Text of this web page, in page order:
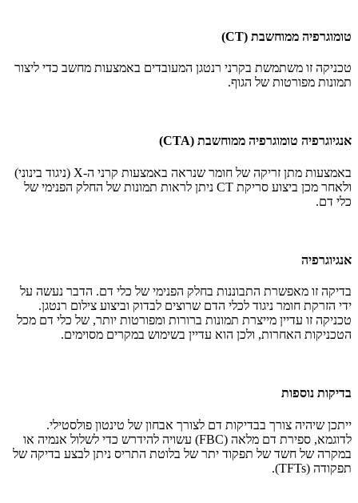
טומוגרפיה ממוחשבת (CT)
טכניקה זו משתמשת בקרני רנטגן המעובדים באמצעות מחשב כדי ליצור
תמונות מפורטות של הגוף.
אנגיוגרפיה טומוגרפיה ממוחשבת (CTA)
באמצעות מתן זריקה של חומר שנראה באמצעות קרני ה-X (ניגוד בינוני)
ולאחר מכן ביצוע סריקת CT ניתן לראות תמונות של החלק הפנימי של
כלי דם.
אנגיוגרפיה
בדיקה זו מאפשרת התבוננות בחלק הפנימי של כלי דם. הדבר נעשה על
ידי הזרקת חומר ניגוד לכלי הדם שרוצים לבדוק וביצוע צילום רנטגן.
טכניקה זו עדיין מייצרת תמונות ברורות ומפורטות יותר, של כלי דם מכל
הטכניקות האחרות, ולכן הוא עדיין בשימוש במקרים מסוימים.
בדיקות נוספות
ייתכן שיהיה צורך בבדיקות דם לצורך אבחון של טינטון פולסטילי.
לדוגמא, ספירת דם מלאה (FBC) עשויה להידרש כדי לשלול אנמיה או
במקרה של חשד של תפקוד יתר של בלוטת התריס ניתן לבצע בדיקה של
תפקודה (TFTs).